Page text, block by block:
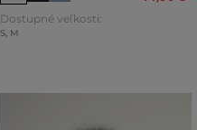
Dostupné veľkosti:
S, M